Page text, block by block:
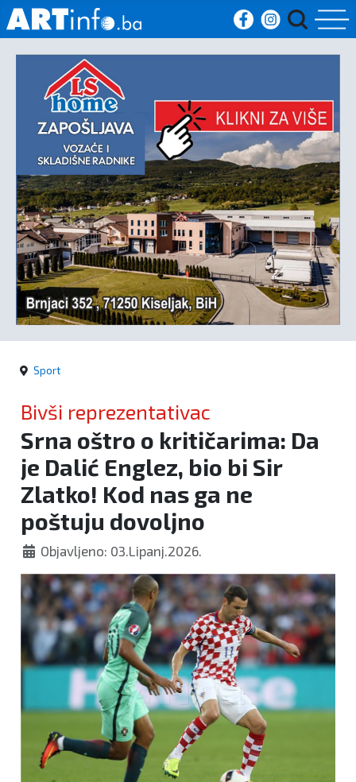
Početna
Vijesti
Sport
Kultura
Crna
kronika
Politika
Sport
Bivši reprezentativac
Srna oštro o kritičarima: Da
je Dalić Englez, bio bi Sir
Zlatko! Kod nas ga ne
poštuju dovoljno
Objavljeno: 03.Lipanj.2026.